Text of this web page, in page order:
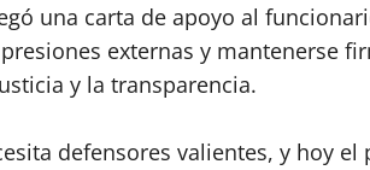
una carta de apoyo al
externas y mantenerse
y la transparencia.
defensores valientes, y hoy el